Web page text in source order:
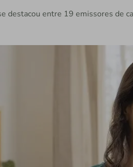
destacou entre 19 emissores de